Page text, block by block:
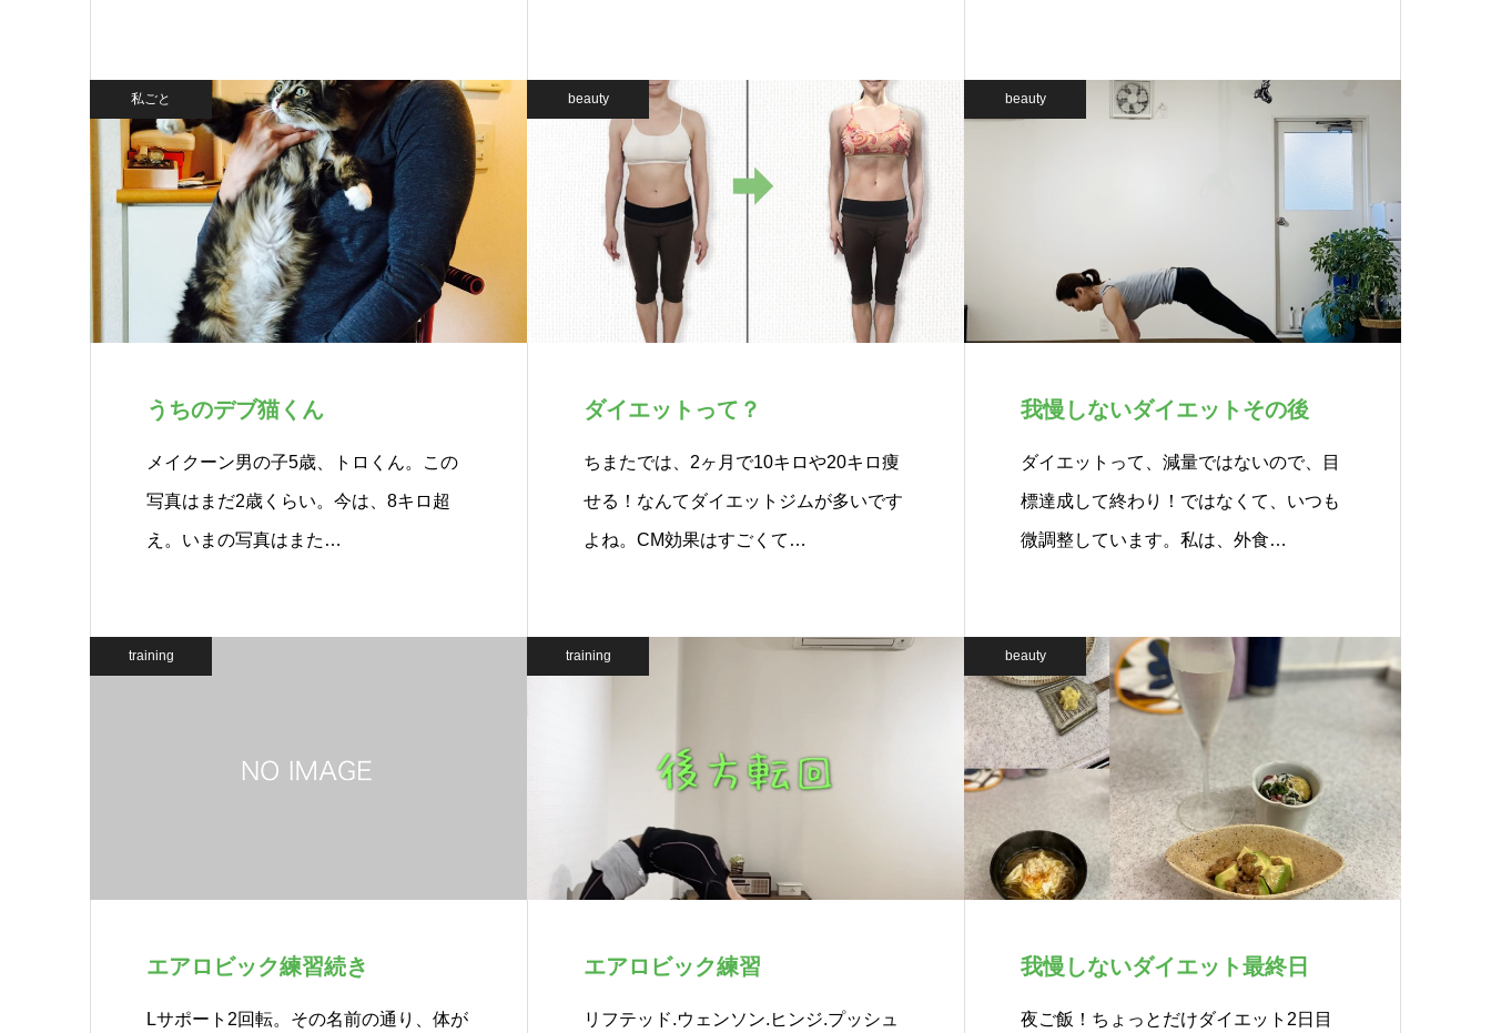
私ごと
うちのデブ猫くん
メイクーン男の子5歳、トロくん。この
写真はまだ2歳くらい。今は、8キロ超
え。いまの写真はまた…
beauty
ダイエットって？
ちまたでは、2ヶ月で10キロや20キロ痩
せる！なんてダイエットジムが多いです
よね。CM効果はすごくて…
beauty
我慢しないダイエットその後
ダイエットって、減量ではないので、目
標達成して終わり！ではなくて、いつも
微調整しています。私は、外食…
training
エアロビック練習続き
Lサポート2回転。その名前の通り、体が
training
エアロビック練習
リフテッド.ウェンソン.ヒンジ.プッシュ
beauty
我慢しないダイエット最終日
夜ご飯！ちょっとだけダイエット2日目